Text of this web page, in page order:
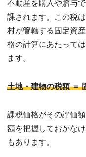
不動産を購入や贈与
課されます。この税
村が管轄する固定資
格の計算にあたって
ます。
土地・建物の税額 ＝
課税価格がその評価
額を把握しておかな
もあります。